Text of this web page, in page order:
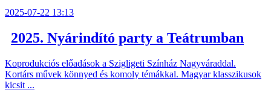
2025-07-22 13:13
2025. Nyárindító party a Teátrumban
Koprodukciós előadások a Szigligeti Színház Nagyváraddal.
Kortárs művek könnyed és komoly témákkal. Magyar klasszikusok
kicsit ...